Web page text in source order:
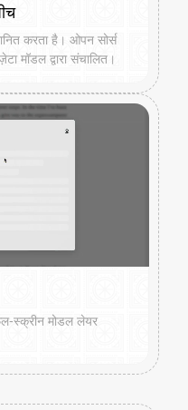
करता है। ओपन सोर्स
मॉडल द्वारा संचालित।
स्क्रीन मोडल लेयर